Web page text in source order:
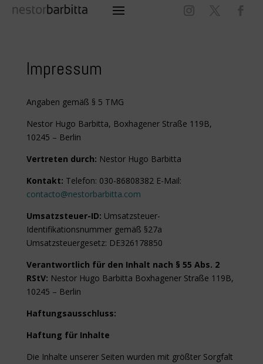
Impressum
Angaben gemäß § 5 TMG
Nestor Hugo Barbitta, Boxhagener Straße 119B,
10245 – Berlin
Vertreten durch: Nestor Hugo Barbitta
Kontakt: Telefon: 030-86808382 E-Mail:
contacto@nestorbarbitta.com
Umsatzsteuer-ID: Umsatzsteuer-
Identifikationsnummer gemäß §27a
Umsatzsteuergesetz: DE326178850
Verantwortlich für den Inhalt nach § 55 Abs. 2
RStV: Nestor Hugo Barbitta Boxhagener Straße 119B,
10245 – Berlin
Haftungsausschluss:
Haftung für Inhalte
Die Inhalte unserer Seiten wurden mit größter Sorgfalt